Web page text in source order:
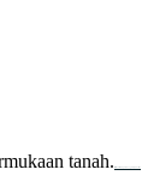
tanah.